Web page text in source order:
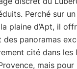
Perché sur
plaine d’Apt, il
panoramas
cité dans les
mais pour